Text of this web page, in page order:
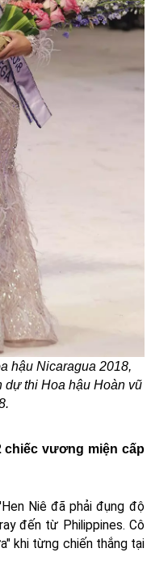
hậu Nicaragua 2018,
dự thi Hoa hậu Hoàn vũ
vương miện cấp
Niê đã phải đụng độ
đến từ Philippines. Cô
khi từng chiến thắng tại